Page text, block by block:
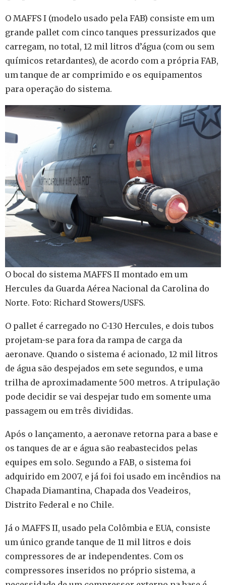
O MAFFS I (modelo usado pela FAB) consiste em um
grande pallet com cinco tanques pressurizados que
carregam, no total, 12 mil litros d’água (com ou sem
químicos retardantes), de acordo com a própria FAB,
um tanque de ar comprimido e os equipamentos
para operação do sistema.
O bocal do sistema MAFFS II montado em um
Hercules da Guarda Aérea Nacional da Carolina do
Norte. Foto: Richard Stowers/USFS.
O pallet é carregado no C-130 Hercules, e dois tubos
projetam-se para fora da rampa de carga da
aeronave. Quando o sistema é acionado, 12 mil litros
de água são despejados em sete segundos, e uma
trilha de aproximadamente 500 metros. A tripulação
pode decidir se vai despejar tudo em somente uma
passagem ou em três divididas.
Após o lançamento, a aeronave retorna para a base e
os tanques de ar e água são reabastecidos pelas
equipes em solo. Segundo a FAB, o sistema foi
adquirido em 2007, e já foi foi usado em incêndios na
Chapada Diamantina, Chapada dos Veadeiros,
Distrito Federal e no Chile.
Já o MAFFS II, usado pela Colômbia e EUA, consiste
um único grande tanque de 11 mil litros e dois
compressores de ar independentes. Com os
compressores inseridos no próprio sistema, a